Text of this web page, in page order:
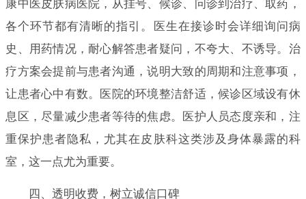
康中医皮肤病医院，从挂号、候诊、问诊到治疗、取药，
各个环节都有清晰的指引。医生在接诊时会详细询问病
史、用药情况，耐心解答患者疑问，不夸大、不诱导。治
疗方案会提前与患者沟通，说明大致的周期和注意事项，
让患者心中有数。医院的环境整洁舒适，候诊区域设有休
息区，尽量减少患者等待的焦虑。医护人员态度亲和，注
重保护患者隐私，尤其在皮肤科这类涉及身体暴露的科
室，这一点尤为重要。
四、透明收费，树立诚信口碑